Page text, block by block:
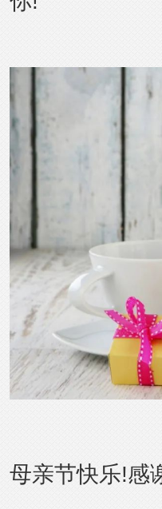
母亲节快乐!感